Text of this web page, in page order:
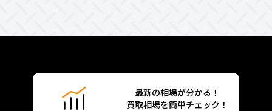
最新の相場が分かる！
買取相場を簡単チェック！